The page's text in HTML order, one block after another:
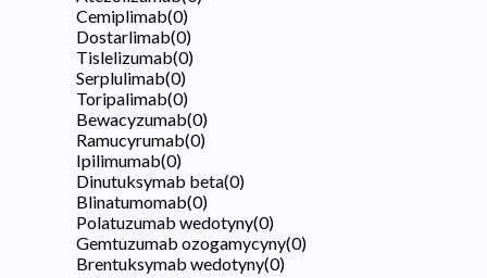
Cemiplimab(0)
Dostarlimab(0)
Tislelizumab(0)
Serplulimab(0)
Toripalimab(0)
Bewacyzumab(0)
Ramucyrumab(0)
Ipilimumab(0)
Dinutuksymab beta(0)
Blinatumomab(0)
Polatuzumab wedotyny(0)
Gemtuzumab ozogamycyny(0)
Brentuksymab wedotyny(0)